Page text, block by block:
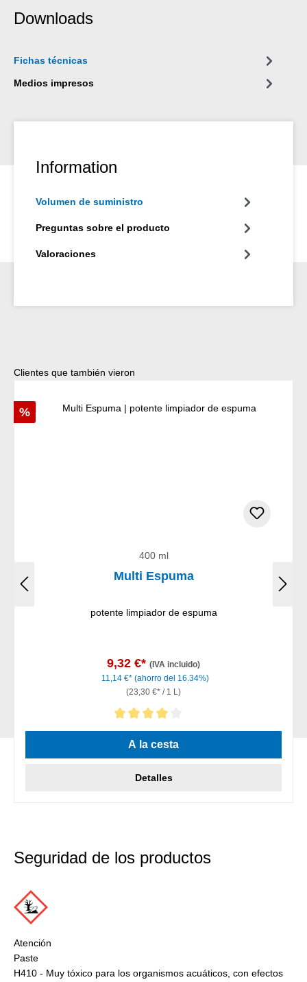
en pernos y tuercas de las ruedas y en bujes de desgaste de
Downloads
Fichas técnicas
Medios impresos
Information
Volumen de suministro
Preguntas sobre el producto
Valoraciones
Omitir la galería de productos
Clientes que también vieron
Descuento
%
400 ml
Multi Espuma
potente limpiador de espuma
9,32 €* (IVA incluido)
11,14 €* (ahorro del 16.34%)
(23,30 €* / 1 L)
Calificación promedio de 4 de 5 estrellas
A la cesta
Detalles
Seguridad de los productos
Atención
Paste
H410 - Muy tóxico para los organismos acuáticos, con efectos